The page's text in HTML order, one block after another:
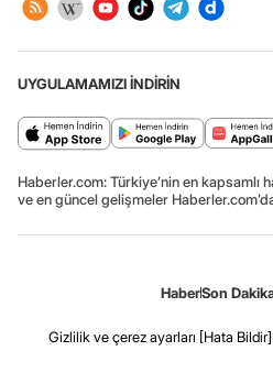
UYGULAMAMIZI İNDİRİN
Haberler.com: Türkiye’nin en
ve en güncel gelişmeler
HaberSon
Gizlilik ve çerez ayarları [Hata Bildir]